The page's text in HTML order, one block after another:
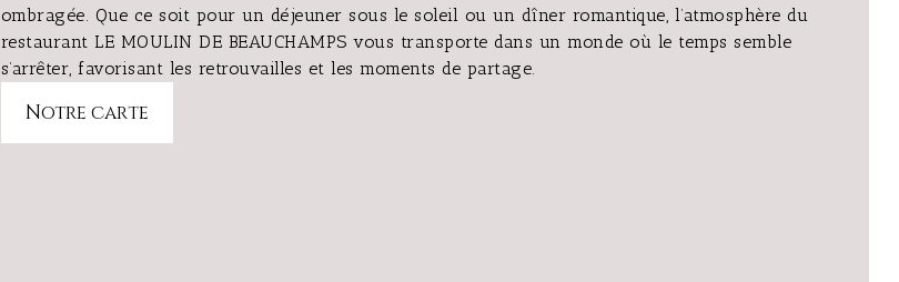
ombragée. Que ce soit pour un déjeuner sous le soleil ou un dîner romantique, l’atmosphère du
restaurant LE MOULIN DE BEAUCHAMPS vous transporte dans un monde où le temps semble
s’arrêter, favorisant les retrouvailles et les moments de partage.
Notre carte